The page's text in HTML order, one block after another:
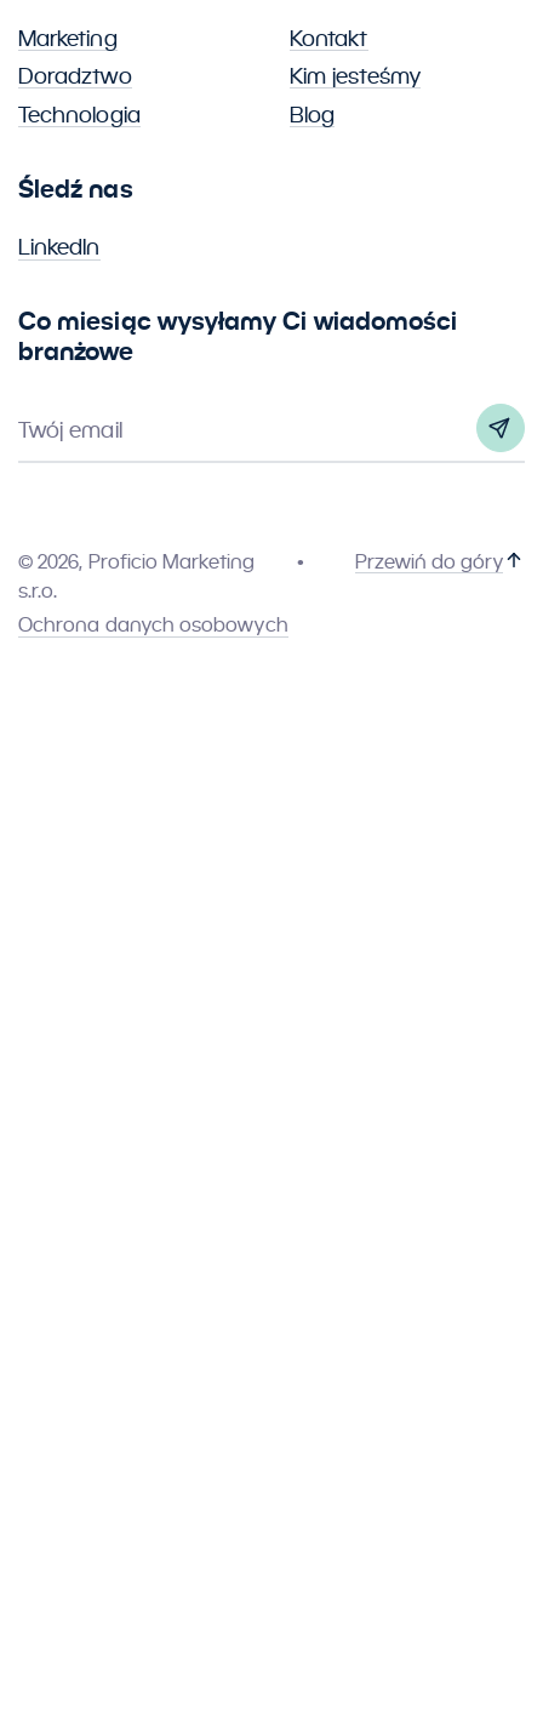
Marketing
Doradztwo
Technologia
Kontakt
Kim jesteśmy
Blog
Śledź nas
LinkedIn
Co miesiąc wysyłamy Ci wiadomości
branżowe
Twój email
© 2026, Proficio Marketing
s.r.o.
Ochrona danych osobowych
Przewiń do góry